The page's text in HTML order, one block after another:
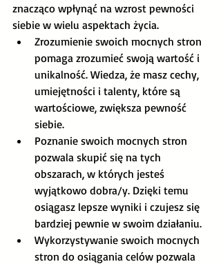
znacząco wpłynąć na wzrost pewności
siebie w wielu aspektach życia.
Zrozumienie swoich mocnych stron
pomaga zrozumieć swoją wartość i
unikalność. Wiedza, że masz cechy,
umiejętności i talenty, które są
wartościowe, zwiększa pewność
siebie.
Poznanie swoich mocnych stron
pozwala skupić się na tych
obszarach, w których jesteś
wyjątkowo dobra/y. Dzięki temu
osiągasz lepsze wyniki i czujesz się
bardziej pewnie w swoim działaniu.
Wykorzystywanie swoich mocnych
stron do osiągania celów pozwala